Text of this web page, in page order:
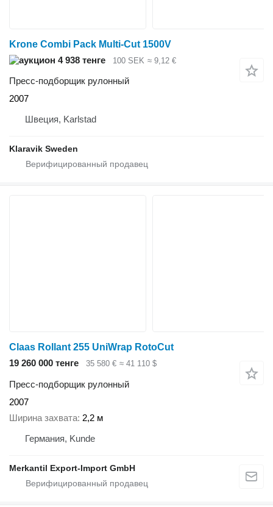
Krone Combi Pack Multi-Cut 1500V
4 938 тенге
100 SEK ≈ 9,12 €
Пресс-подборщик рулонный
2007
Швеция, Karlstad
Klaravik Sweden
Claas Rollant 255 UniWrap RotoCut
19 260 000 тенге
35 580 € ≈ 41 110 $
Пресс-подборщик рулонный
2007
Ширина захвата 2,2 м
Германия, Kunde
Merkantil Export-Import GmbH